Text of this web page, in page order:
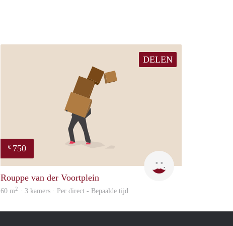
DELEN
€ 750
Rouppe van der Voortplein
60 m2 · 3 kamers · Per direct - Bepaalde tijd